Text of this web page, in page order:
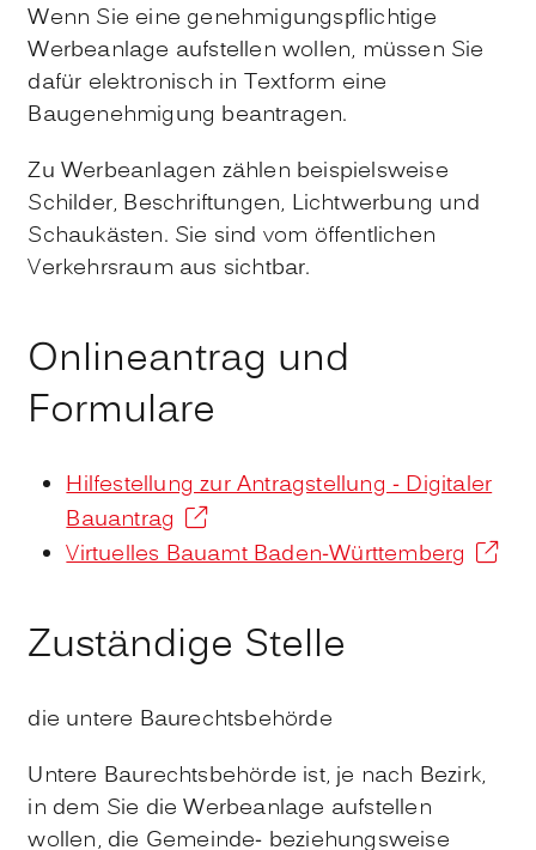
Wenn Sie eine genehmigungspflichtige
Werbeanlage aufstellen wollen, müssen Sie
dafür elektronisch in Textform eine
Baugenehmigung beantragen.
Zu Werbeanlagen zählen beispielsweise
Schilder, Beschriftungen, Lichtwerbung und
Schaukästen. Sie sind vom öffentlichen
Verkehrsraum aus sichtbar.
Onlineantrag und
Formulare
Hilfestellung zur Antragstellung - Digitaler
Bauantrag
Virtuelles Bauamt Baden-Württemberg
Zuständige Stelle
die untere Baurechtsbehörde
Untere Baurechtsbehörde ist, je nach Bezirk,
in dem Sie die Werbeanlage aufstellen
wollen, die Gemeinde- beziehungsweise